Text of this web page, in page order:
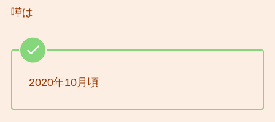
嘩は
2020年10月頃